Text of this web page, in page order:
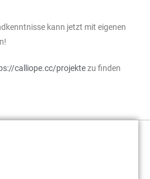
kann jetzt mit eigenen
calliope.cc/projektezu finden